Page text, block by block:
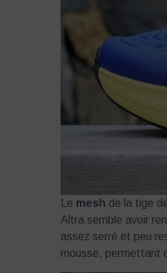
Le mesh de la tige
Altra semble avoir
assez serré et peu
mousse, permettant